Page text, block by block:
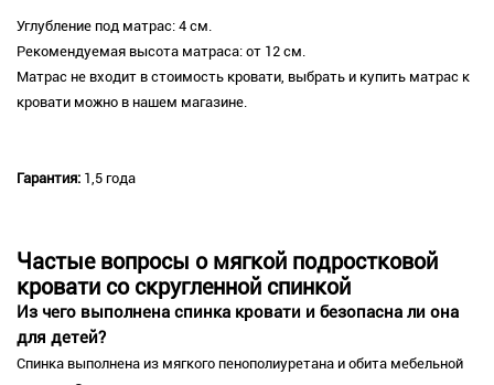
Углубление под матрас: 4 см.
Рекомендуемая высота матраса: от 12 см.
Матрас не входит в стоимость кровати, выбрать и купить матрас к
кровати можно в нашем магазине.
Гарантия: 1,5 года
Частые вопросы о мягкой подростковой
кровати со скругленной спинкой
Из чего выполнена спинка кровати и безопасна ли она
для детей?
Спинка выполнена из мягкого пенополиуретана и обита мебельной